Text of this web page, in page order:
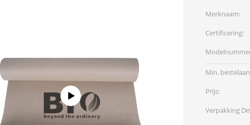
Merknaam:
Certificering:
Min.
Prijs:
Verpakking